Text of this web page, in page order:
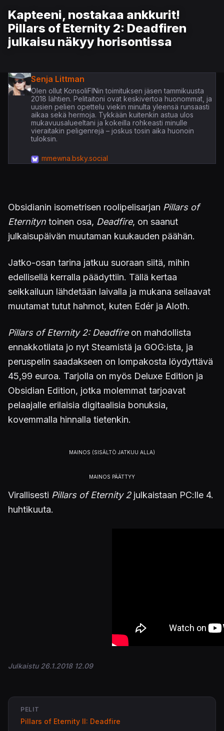
Kapteeni, nostakaa ankkurit!
Pillars of Eternity 2: Deadfiren
julkaisu näkyy horisontissa
Senja Littman
Olen ollut KonsoliFINin toimituksen jäsen tammikuusta
2018 lähtien. Pelitaitoni ovat keskivertoa huonommat, ja
uusien pelien opettelu viekin minulta yleensä runsaasti
aikaa sekä hermoja. Tykkään kuitenkin astua ulos
mukavuusalueeltani ja kokeilla rohkeasti minulle
vieraitakin peligenrejä – joskus tosin aika huonoin
tuloksin.
mmewna.bsky.social
Obsidianin isometrisen roolipelisarjan Pillars of
Eternityn toinen osa, Deadfire, on saanut
julkaisupäivän muutaman kuukauden päähän.
Jatko-osan tarina jatkuu suoraan siitä, mihin
edellisellä kerralla päädyttiin. Tällä kertaa
seikkailuun lähdetään laivalla ja mukana seilaavat
muutamat tutut hahmot, kuten Edér ja Aloth.
Pillars of Eternity 2: Deadfireon mahdollista
ennakkotilata jo nyt Steamistä ja GOG:ista, ja
peruspelin saadakseen on lompakosta löydyttävä
45,99 euroa. Tarjolla on myös Deluxe Edition ja
Obsidian Edition, jotka molemmat tarjoavat
pelaajalle erilaisia digitaalisia bonuksia,
kovemmalla hinnalla tietenkin.
Virallisesti Pillars of Eternity 2julkaistaan PC:lle 4.
huhtikuuta.
Julkaistu 26.1.2018 12.09
PELIT
Pillars of Eternity II: Deadfire